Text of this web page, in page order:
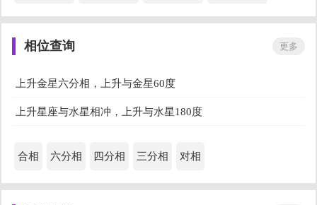
星座测试你的古代身份
十二星座谁是学霸
十二星座桃花在哪里 十二星座的桃花运指数
十二星座的最佳职业 十二星座最佳配对组合
十二星座未来会是什么样 十二星座会爱上什么样的人
相位查询 更多
上升金星六分相，上升与金星60度
上升星座与水星相冲，上升与水星180度
合相 六分相 四分相 三分相 对相